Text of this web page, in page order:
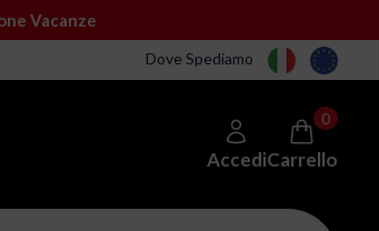
Vacanze
Dove Spediamo
AccediCarrello
0